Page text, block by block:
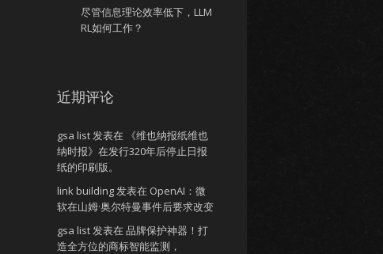
尽管信息理论效率低下，LLM
RL如何工作？
近期评论
gsa list发表在
《维也纳报纸维也
纳时报》在发行320年后停止日报
纸的印刷版。
link building发表在 OpenAI：微
软在山姆·奥尔特曼事件后要求改变
gsa list发表在 品牌保护神器！打
造全方位的商标智能监测，